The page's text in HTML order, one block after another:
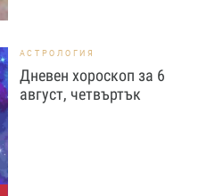
АСТРОЛОГИЯ
Дневен хороскоп за 6
август, четвъртък